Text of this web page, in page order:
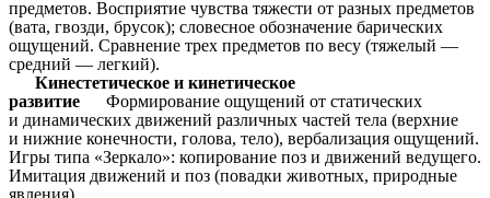
предметов. Восприятие чувства тяжести от разных предметов
(вата, гвозди, брусок); словесное обозначение барических
ощущений. Сравнение трех предметов по весу (тяжелый —
средний — легкий).
Кинестетическое и кинетическое
развитие Формирование ощущений от статических
и динамических движений различных частей тела (верхние
и нижние конечности, голова, тело), вербализация ощущений.
Игры типа «Зеркало»: копирование поз и движений ведущего.
Имитация движений и поз (повадки животных, природные